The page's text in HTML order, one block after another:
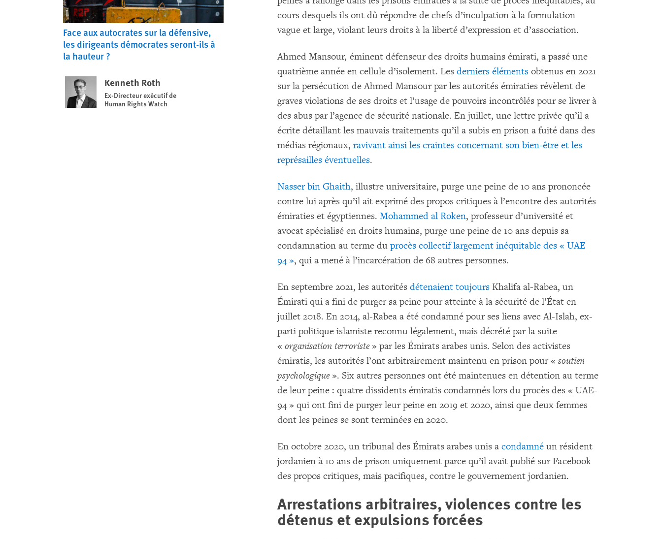
Face aux autocrates sur la défensive,
les dirigeants démocrates seront-ils à
la hauteur ?
Kenneth Roth
Ex-Directeur exécutif de
Human Rights Watch
cours desquels ils ont dû répondre de chefs d’inculpation à la formulation
vague et large, violant leurs droits à la liberté d’expression et d’association.
Ahmed Mansour, éminent défenseur des droits humains émirati, a passé une
quatrième année en cellule d’isolement. Lesderniers éléments obtenus en 2021
sur la persécution de Ahmed Mansour par les autorités émiraties révèlent de
graves violations de ses droits et l’usage de pouvoirs incontrôlés pour se livrer à
des abus par l’agence de sécurité nationale. En juillet, une lettre privée qu’il a
écrite détaillant les mauvais traitements qu’il a subis en prison a fuité dans des
médias régionaux,ravivant ainsi les craintes concernant son bien-être et les
représailles éventuelles.
Nasser bin Ghaith, illustre universitaire, purge une peine de 10 ans prononcée
contre lui après qu’il ait exprimé des propos critiques à l’encontre des autorités
émiraties et égyptiennes.Mohammed al Roken, professeur d’université et
avocat spécialisé en droits humains, purge une peine de 10 ans depuis sa
condamnation au terme duprocès collectif largement inéquitable des « UAE
94 », qui a mené à l’incarcération de 68 autres personnes.
En septembre 2021, les autoritésdétenaient toujours Khalifa al-Rabea, un
Émirati qui a fini de purger sa peine pour atteinte à la sécurité de l’État en
juillet 2018. En 2014, al-Rabea a été condamné pour ses liens avec Al-Islah, ex-
parti politique islamiste reconnu légalement, mais décrété par la suite
«organisation terroriste» par les Émirats arabes unis. Selon des activistes
émiratis, les autorités l’ont arbitrairement maintenu en prison pour «soutien
psychologique». Six autres personnes ont été maintenues en détention au terme
de leur peine : quatre dissidents émiratis condamnés lors du procès des « UAE-
94 » qui ont fini de purger leur peine en 2019 et 2020, ainsi que deux femmes
dont les peines se sont terminées en 2020.
En octobre 2020, un tribunal des Émirats arabes unis acondamné un résident
jordanien à 10 ans de prison uniquement parce qu’il avait publié sur Facebook
des propos critiques, mais pacifiques, contre le gouvernement jordanien.
Arrestations arbitraires, violences contre les
détenus et expulsions forcées